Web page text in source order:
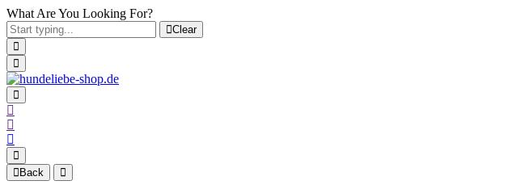
What Are You Looking For?
Clear
Back